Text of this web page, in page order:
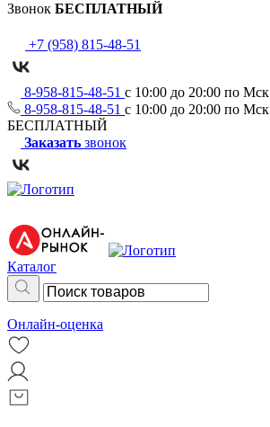
Звонок БЕСПЛАТНЫЙ
+7 (958) 815-48-51
8-958-815-48-51 с 10:00 до 20:00 по Мск
8-958-815-48-51 с 10:00 до 20:00 по Мск
БЕСПЛАТНЫЙ
Заказать звонок
Каталог
Онлайн-оценка